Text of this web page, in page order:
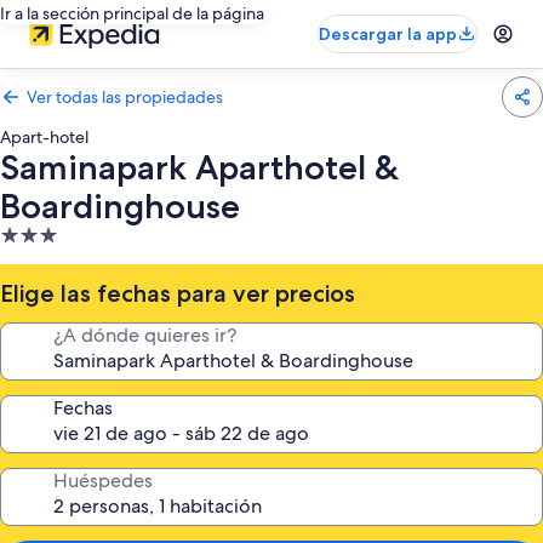
Ir a la sección principal de la página
Descargar la app
Ver todas las propiedades
Apart-hotel
Saminapark Aparthotel &
Boardinghouse
Propiedad
de
3.0
estrellas
Elige las fechas para ver precios
¿A dónde quieres ir?
Fechas
Huéspedes